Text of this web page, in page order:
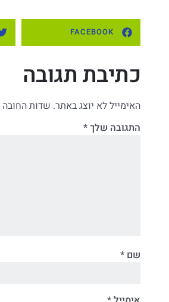
FACEBOOK
כתיבת תגובה
האימייל לא יוצג באתר. שדות החובה
התגובה שלך*
שם *